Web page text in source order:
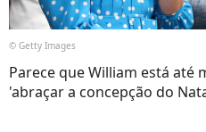
© Getty Images
Parece que William está até
'abraçar a concepção do